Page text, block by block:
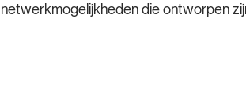
die ontworpen